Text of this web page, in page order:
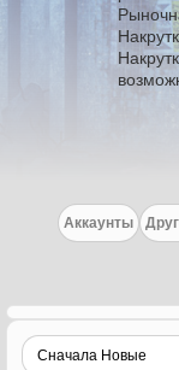
Аккаунты